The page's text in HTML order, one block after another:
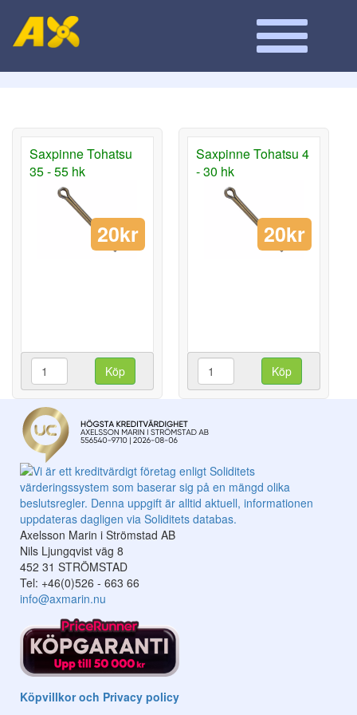
Saxpinne Tohatsu
35 - 55 hk
20kr
Köp
Saxpinne Tohatsu 4
- 30 hk
20kr
Köp
Axelsson Marin i Strömstad AB
Nils Ljungqvist väg 8
452 31 STRÖMSTAD
Tel: +46(0)526 - 663 66
info@axmarin.nu
Köpvillkor och Privacy policy